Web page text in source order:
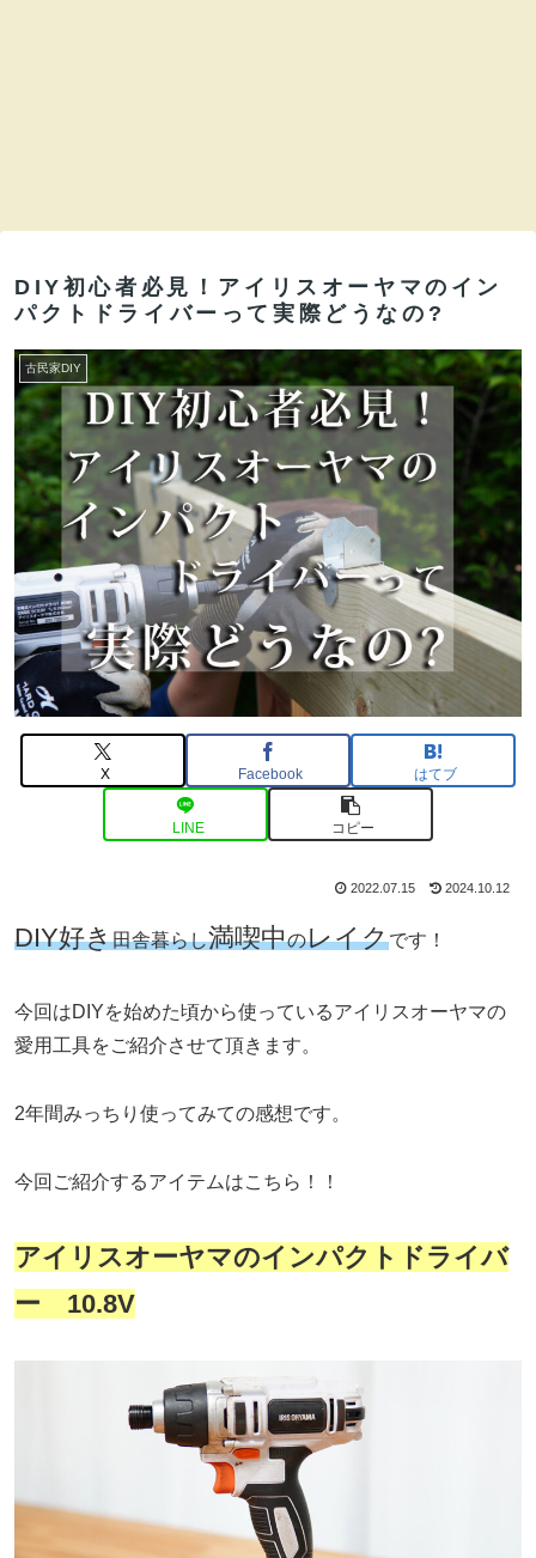
DIY初心者必見！アイリスオーヤマのイン
パクトドライバーって実際どうなの?
古民家DIY
X Facebook はてブ
LINE コピー
2022.07.15 2024.10.12
DIY好き田舎暮らし満喫中のレイクです！
今回はDIYを始めた頃から使っているアイリスオーヤマの
愛用工具をご紹介させて頂きます。
2年間みっちり使ってみての感想です。
今回ご紹介するアイテムはこちら！！
アイリスオーヤマのインパクトドライバ
ー 10.8V